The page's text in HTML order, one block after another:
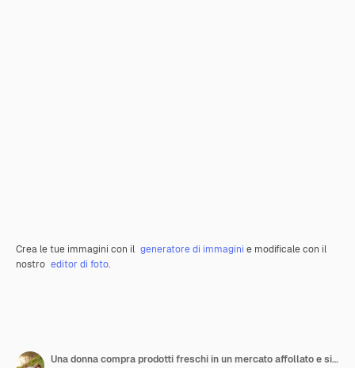
Crea le tue immagini con il generatore di immagini e modificale con il
nostro editor di foto.
Una donna compra prodotti freschi in un mercato affollato e si impegna con la sua comunità